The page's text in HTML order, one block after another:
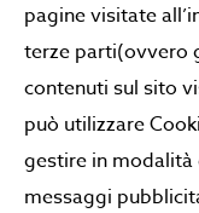
pagine visitate
terze parti(ovvero
contenuti sul sito
può utilizzare
gestire in modalità
messaggi